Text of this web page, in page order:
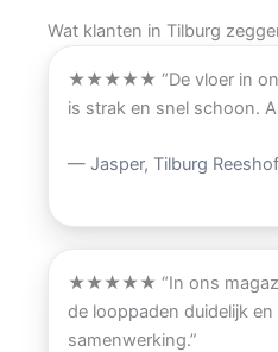
Wat klanten in Tilburg
★★★★★ “De vloer in
is strak en snel schoon.
— Jasper, Tilburg Reeshof
★★★★★ “In ons
de looppaden duidelijk en
samenwerking.”